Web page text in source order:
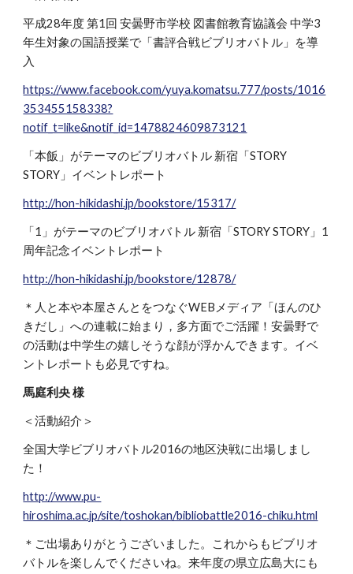
平成28年度 第1回 安曇野市学校 図書館教育協議会 中学3
年生対象の国語授業で「書評合戦ビブリオバトル」を導
入
https://www.facebook.com/yuya.komatsu.777/posts/1016
353455158338?
notif_t=like&notif_id=1478824609873121
「本飯」がテーマのビブリオバトル 新宿「STORY
STORY」イベントレポート
http://hon-hikidashi.jp/bookstore/15317/
「1」がテーマのビブリオバトル 新宿「STORY STORY」1
周年記念イベントレポート
http://hon-hikidashi.jp/bookstore/12878/
＊人と本や本屋さんとをつなぐWEBメディア「ほんのひ
きだし」への連載に始まり，多方面でご活躍！安曇野で
の活動は中学生の嬉しそうな顔が浮かんできます。イベ
ントレポートも必見ですね。
馬庭利央 様
＜活動紹介＞
全国大学ビブリオバトル2016の地区決戦に出場しまし
た！
http://www.pu-
hiroshima.ac.jp/site/toshokan/bibliobattle2016-chiku.html
＊ご出場ありがとうございました。これからもビブリオ
バトルを楽しんでくださいね。来年度の県立広島大にも